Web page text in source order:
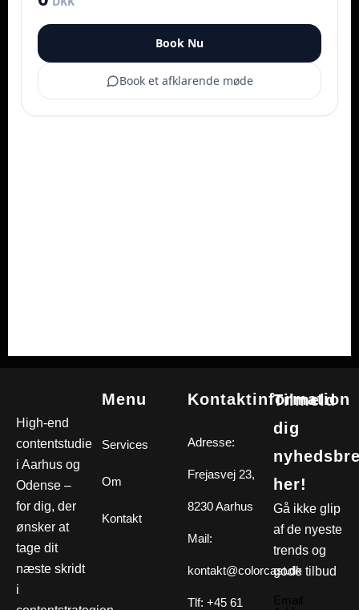
High-end
contentstudie
i Aarhus og
Odense –
for dig, der
ønsker at
tage dit
næste skridt
i
Menu
Services
Om
Kontakt
Kontaktinformation
Adresse:
Frejasvej 23,
8230 Aarhus
Mail:
kontakt@colorcast.dk
Tlf: +45 61
Gå ikke glip
af de nyeste
trends og
gode tilbud
Tilmeld
dig
her!